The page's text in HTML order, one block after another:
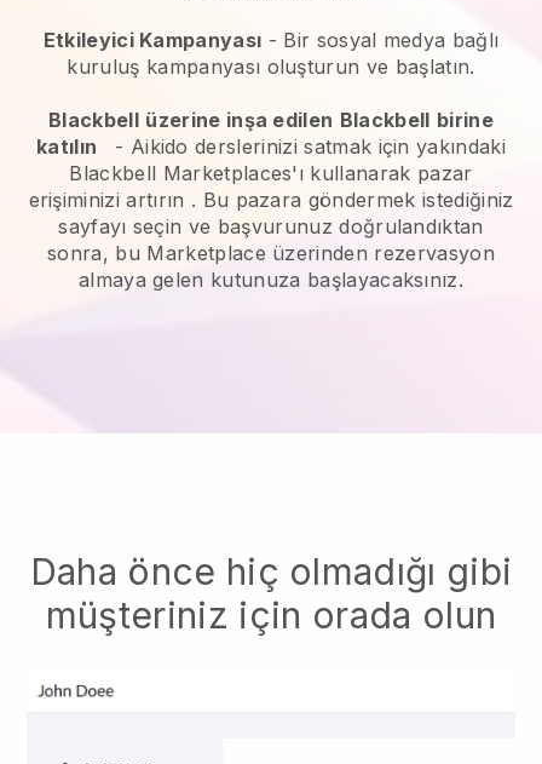
Etkileyici Kampanyası - Bir sosyal medya bağlı
kuruluş kampanyası oluşturun ve başlatın.
Blackbell üzerine inşa edilen Blackbell birine
katılın
- Aikido derslerinizi satmak için yakındaki
Blackbell Marketplaces'ı kullanarak pazar
erişiminizi artırın . Bu pazara göndermek istediğiniz
sayfayı seçin ve başvurunuz doğrulandıktan
sonra, bu Marketplace üzerinden rezervasyon
almaya gelen kutunuza başlayacaksınız.
Daha önce hiç olmadığı gibi
müşteriniz için orada olun